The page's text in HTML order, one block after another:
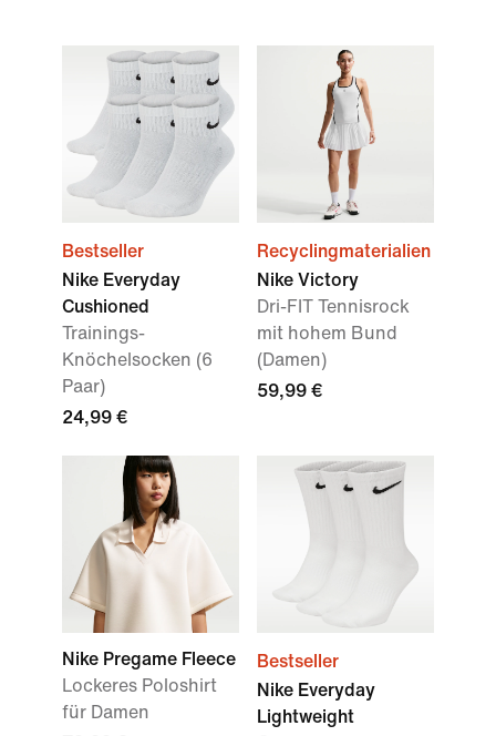
Bestseller
Nike Everyday
Cushioned
Trainings-
Knöchelsocken (6
Paar)
24,99 €
Recyclingmaterialien
Nike Victory
Dri-FIT Tennisrock
mit hohem Bund
(Damen)
59,99 €
Nike Pregame Fleece
Lockeres Poloshirt
für Damen
Bestseller
Nike Everyday
Lightweight